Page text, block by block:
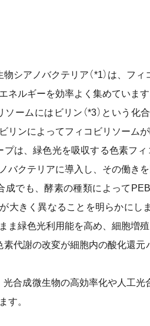
物シアノバクテリア（*1）は、フ
ネルギーを効率よく集めています
ソームにはビリン（*3）という
リンによってフィコビリソーム
プは、緑色光を吸収する色素フィ
バクテリアに導入し、その働きを
成でも、酵素の種類によって
大きく異なることを明らかにし
ま緑色光利用能を高め、細胞増
素代謝の改変が細胞内の酸化還元
光合成微生物の高効率化や人工
す。